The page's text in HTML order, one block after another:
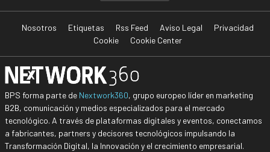
Nosotros Etiquetas Rss Feed Aviso Legal
Privacidad
Cookie
Cookie Center
BPS forma parte de Nextwork360, grupo europeo líder en marketing
B2B, comunicación y medios especializados para el mercado
tecnológico. A través de plataformas digitales y eventos, conectamos
a fabricantes, partners y decisores tecnológicos impulsando la
Transformación Digital, la Innovación y el crecimiento empresarial.